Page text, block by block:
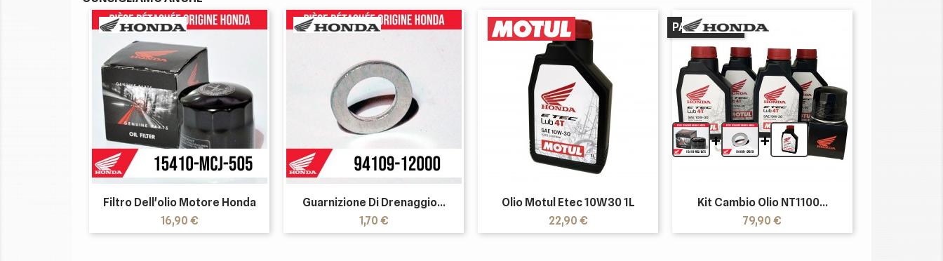
Filtro Dell'olio Motore Honda
Prezzo
16,90 €
Guarnizione Di Drenaggio...
Prezzo
1,70 €
Olio Motul Etec 10W30 1L
Prezzo
22,90 €
+ +
Kit Cambio Olio NT1100...
Prezzo
79,90 €
PACCHETTO